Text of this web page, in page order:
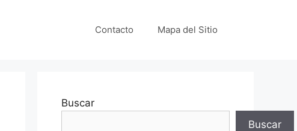
Contacto Mapa del Sitio
Buscar
Buscar